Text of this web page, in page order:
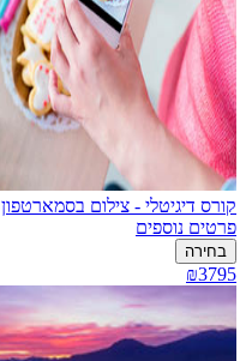
קורס דיגיטלי - צילום בסמארטפון
פרטים נוספים
בחירה
₪3795